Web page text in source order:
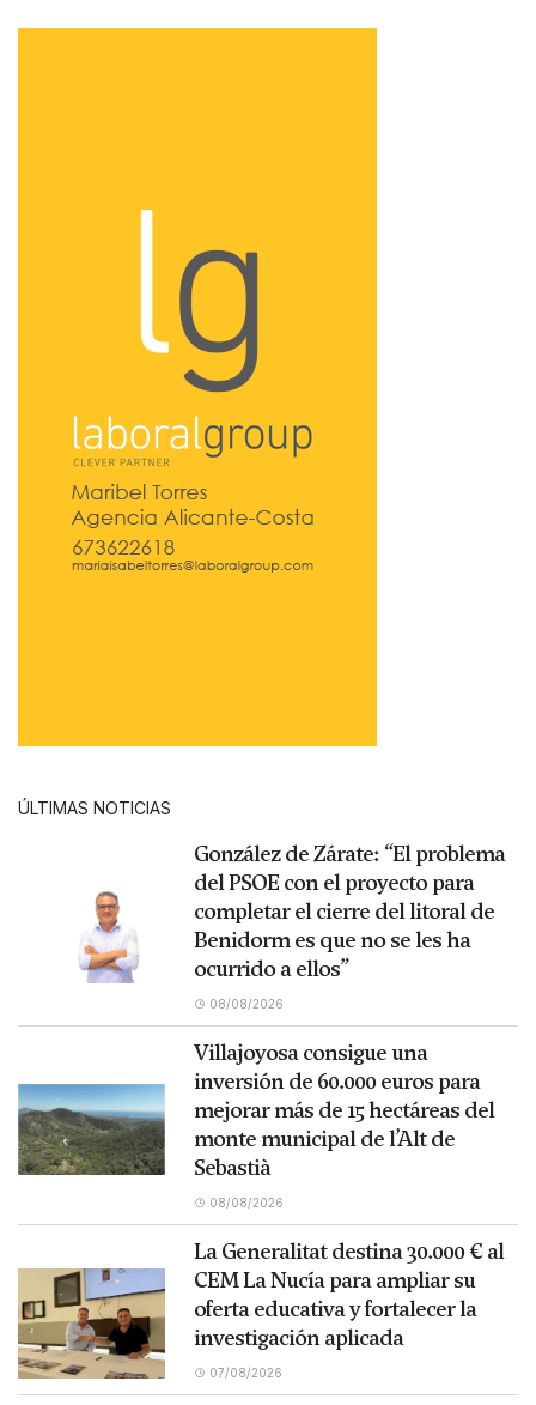
ÚLTIMAS NOTICIAS
González de Zárate: “El problema
del PSOE con el proyecto para
completar el cierre del litoral de
Benidorm es que no se les ha
ocurrido a ellos”
08/08/2026
Villajoyosa consigue una
inversión de 60.000 euros para
mejorar más de 15 hectáreas del
monte municipal de l’Alt de
Sebastià
08/08/2026
La Generalitat destina 30.000 € al
CEM La Nucía para ampliar su
oferta educativa y fortalecer la
investigación aplicada
07/08/2026